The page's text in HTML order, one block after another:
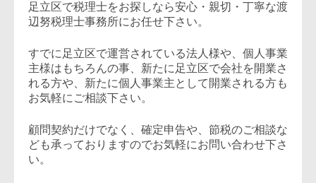
足立区で税理士をお探しなら安心・親切・丁寧な渡
辺努税理士事務所にお任せ下さい。
すでに足立区で運営されている法人様や、個人事業
主様はもちろんの事、新たに足立区で会社を開業さ
れる方や、新たに個人事業主として開業される方も
お気軽にご相談下さい。
顧問契約だけでなく、確定申告や、節税のご相談な
ども承っておりますのでお気軽にお問い合わせ下さ
い。